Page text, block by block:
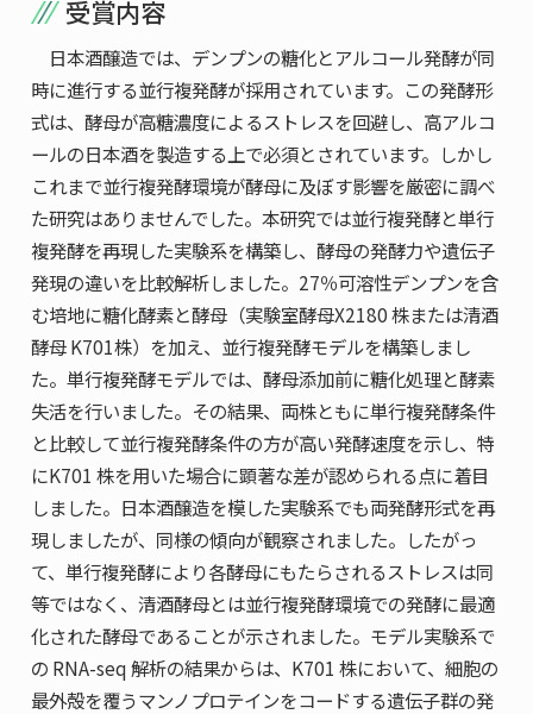
受賞内容
日本酒醸造では、デンプンの糖化とアルコール発酵が同
時に進行する並行複発酵が採用されています。この発酵形
式は、酵母が高糖濃度によるストレスを回避し、高アルコ
ールの日本酒を製造する上で必須とされています。しかし
これまで並行複発酵環境が酵母に及ぼす影響を厳密に調べ
た研究はありませんでした。本研究では並行複発酵と単行
複発酵を再現した実験系を構築し、酵母の発酵力や遺伝子
発現の違いを比較解析しました。27％可溶性デンプンを含
む培地に糖化酵素と酵母（実験室酵母X2180 株または清酒
酵母 K701株）を加え、並行複発酵モデルを構築しまし
た。単行複発酵モデルでは、酵母添加前に糖化処理と酵素
失活を行いました。その結果、両株ともに単行複発酵条件
と比較して並行複発酵条件の方が高い発酵速度を示し、特
にK701 株を用いた場合に顕著な差が認められる点に着目
しました。日本酒醸造を模した実験系でも両発酵形式を再
現しましたが、同様の傾向が観察されました。したがっ
て、単行複発酵により各酵母にもたらされるストレスは同
等ではなく、清酒酵母とは並行複発酵環境での発酵に最適
化された酵母であることが示されました。モデル実験系で
の RNA-seq 解析の結果からは、K701 株において、細胞の
最外殻を覆うマンノプロテインをコードする遺伝子群の発